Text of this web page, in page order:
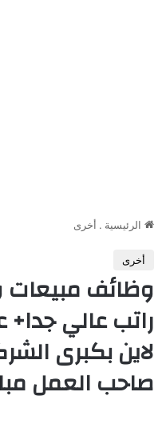
الرئيسية . أخرى
أخرى
وظائف مبيعات
راتب عالي
لاين بكبرى
صاحب العمل